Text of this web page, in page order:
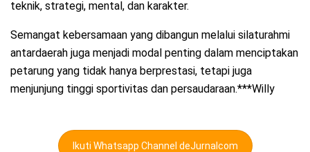
teknik, strategi, mental, dan karakter.
Semangat kebersamaan yang dibangun melalui silaturahmi
antardaerah juga menjadi modal penting dalam menciptakan
petarung yang tidak hanya berprestasi, tetapi juga
menjunjung tinggi sportivitas dan persaudaraan.***Willy
Ikuti Whatsapp Channel deJurnalcom